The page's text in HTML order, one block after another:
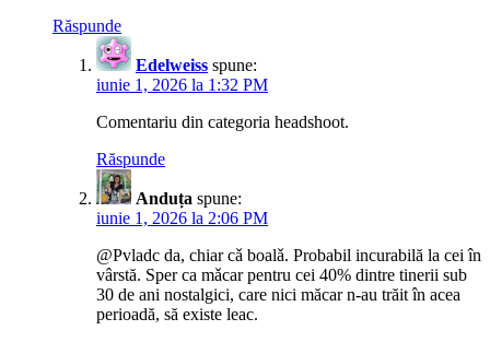
Răspunde
Edelweiss spune:
iunie 1, 2026 la 1:32 PM
Comentariu din categoria headshoot.
Răspunde
Anduța spune:
iunie 1, 2026 la 2:06 PM
@Pvladc da, chiar cǎ boalǎ. Probabil incurabilă la cei în
vârstă. Sper ca mǎcar pentru cei 40% dintre tinerii sub
30 de ani nostalgici, care nici măcar n-au trăit în acea
perioadă, să existe leac.